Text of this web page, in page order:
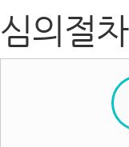
심의절차